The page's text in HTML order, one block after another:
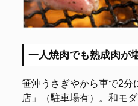
一人焼肉でも熟成肉が
笹沖うさぎやから車で2
店」（駐車場有）。和モ